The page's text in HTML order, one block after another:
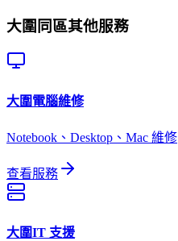
大圍 同區其他服務
大圍電腦維修
Notebook、Desktop、Mac 維修
查看服務
大圍IT 支援